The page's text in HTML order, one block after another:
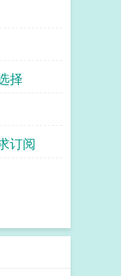
择
订阅